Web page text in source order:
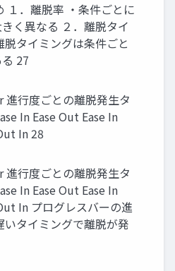
１．離脱率 ・条件ごとに
く異なる ２．離脱タイ
脱タイミングは条件ごと
27
進行度ごとの離脱発生タ
In Ease Out Ease In
In 28
進行度ごとの離脱発生タ
In Ease Out Ease In
In プログレスバーの進
いタイミングで離脱が発